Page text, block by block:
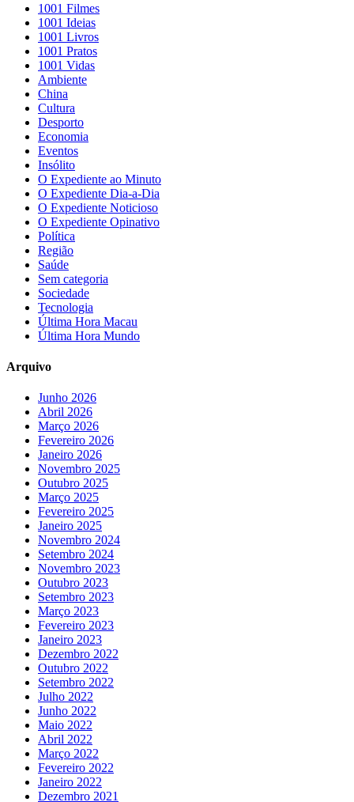
1001 Filmes
1001 Ideias
1001 Livros
1001 Pratos
1001 Vidas
Ambiente
China
Cultura
Desporto
Economia
Eventos
Insólito
O Expediente ao Minuto
O Expediente Dia-a-Dia
O Expediente Noticioso
O Expediente Opinativo
Política
Região
Saúde
Sem categoria
Sociedade
Tecnologia
Última Hora Macau
Última Hora Mundo
Arquivo
Junho 2026
Abril 2026
Março 2026
Fevereiro 2026
Janeiro 2026
Novembro 2025
Outubro 2025
Março 2025
Fevereiro 2025
Janeiro 2025
Novembro 2024
Setembro 2024
Novembro 2023
Outubro 2023
Setembro 2023
Março 2023
Fevereiro 2023
Janeiro 2023
Dezembro 2022
Outubro 2022
Setembro 2022
Julho 2022
Junho 2022
Maio 2022
Abril 2022
Março 2022
Fevereiro 2022
Janeiro 2022
Dezembro 2021